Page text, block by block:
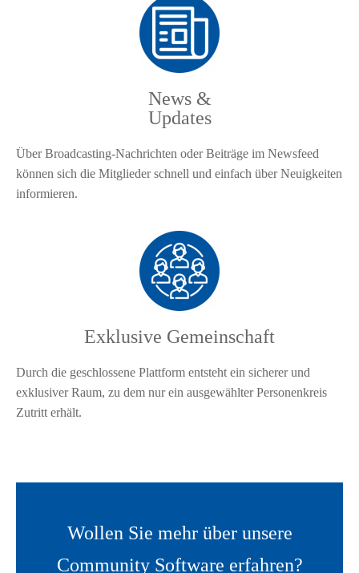
News &
Updates
Über Broadcasting-Nachrichten oder Beiträge im Newsfeed
können sich die Mitglieder schnell und einfach über Neuigkeiten
informieren.
Exklusive Gemeinschaft
Durch die geschlossene Plattform entsteht ein sicherer und
exklusiver Raum, zu dem nur ein ausgewählter Personenkreis
Zutritt erhält.
Wollen Sie mehr über unsere
Community Software erfahren?